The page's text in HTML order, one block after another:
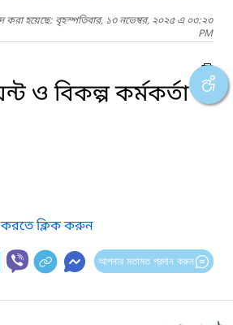
করা হয়েছে: বৃহস্পতিবার, ১৩ নভেম্বর, ২০২৫ এ ০৩:২৩
PM
ও বিকল্প কর্মকর্তা
করতে ক্লিক করুন
আপনার মতামত প্রদান করুন